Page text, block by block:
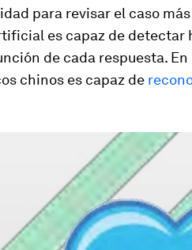
para revisar el caso
es capaz de detectar
de cada respuesta.
chinos es capaz de